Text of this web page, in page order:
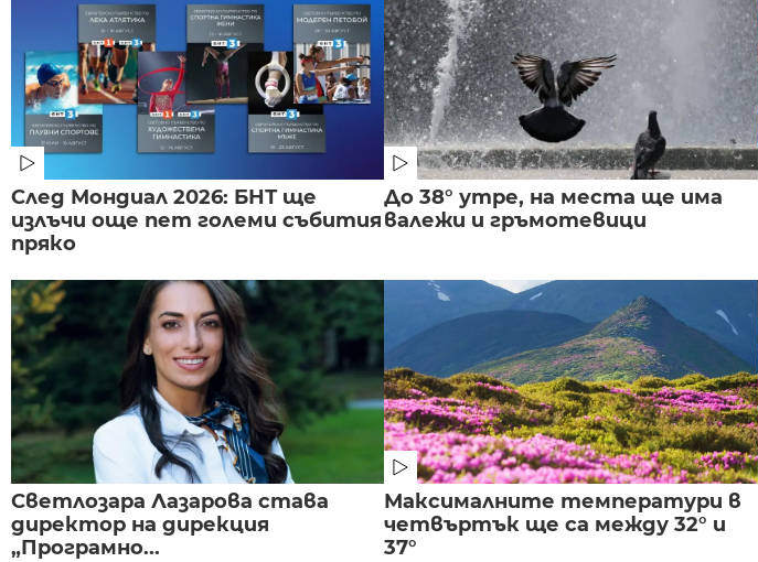
След Мондиал 2026: БНТ ще
излъчи още пет големи събития
пряко
До 38° утре, на места ще има
валежи и гръмотевици
Светлозара Лазарова става
директор на дирекция
„Програмно...
Максималните температури в
четвъртък ще са между 32° и
37°